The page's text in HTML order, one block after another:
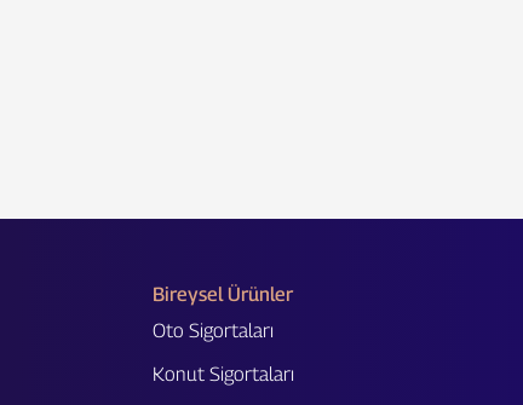
Bireysel Ürünler
Oto Sigortaları
Konut Sigortaları